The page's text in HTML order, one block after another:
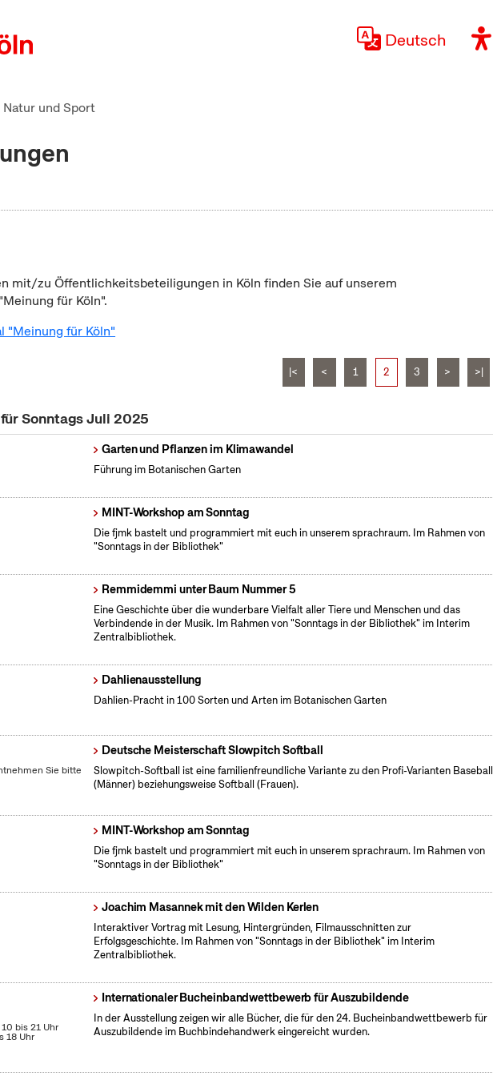
Deutsch
und Sport
mit/zu Öffentlichkeitsbeteiligungen in Köln finden Sie auf unserem
für Köln".
"Meinung für Köln"
|< < 1 2 3 > >|
Sonntags Juli 2025
Garten und Pflanzen im Klimawandel
Führung im Botanischen Garten
MINT-Workshop am Sonntag
Die fjmk bastelt und programmiert mit euch in unserem sprachraum. Im Rahmen von
"Sonntags in der Bibliothek"
Remmidemmi unter Baum Nummer 5
Eine Geschichte über die wunderbare Vielfalt aller Tiere und Menschen und das
Verbindende in der Musik. Im Rahmen von "Sonntags in der Bibliothek" im Interim
Zentralbibliothek.
Dahlienausstellung
Dahlien-Pracht in 100 Sorten und Arten im Botanischen Garten
Sie bitte
Deutsche Meisterschaft Slowpitch Softball
Slowpitch-Softball ist eine familienfreundliche Variante zu den Profi-Varianten Baseball
(Männer) beziehungsweise Softball (Frauen).
MINT-Workshop am Sonntag
Die fjmk bastelt und programmiert mit euch in unserem sprachraum. Im Rahmen von
"Sonntags in der Bibliothek"
Joachim Masannek mit den Wilden Kerlen
Interaktiver Vortrag mit Lesung, Hintergründen, Filmausschnitten zur
Erfolgsgeschichte. Im Rahmen von "Sonntags in der Bibliothek" im Interim
Zentralbibliothek.
bis 21 Uhr
18 Uhr
Internationaler Bucheinbandwettbewerb für Auszubildende
In der Ausstellung zeigen wir alle Bücher, die für den 24. Bucheinbandwettbewerb für
Auszubildende im Buchbindehandwerk eingereicht wurden.